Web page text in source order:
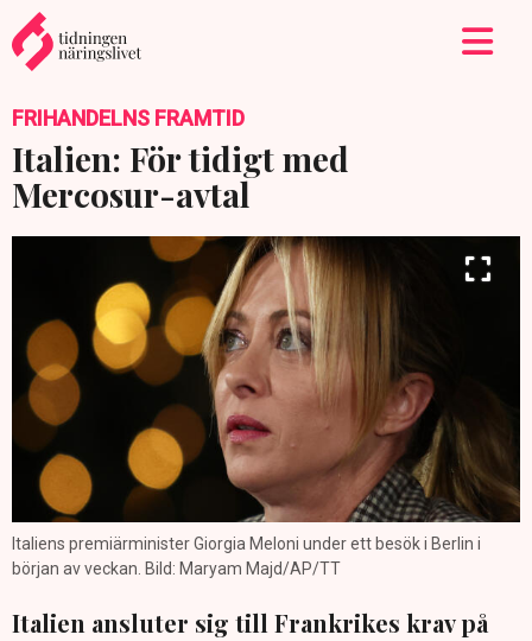
FRIHANDELNS FRAMTID
Italien: För tidigt med
Mercosur-avtal
Italiens premiärminister Giorgia Meloni under ett besök i Berlin i
början av veckan. Bild: Maryam Majd/AP/TT
Italien ansluter sig till Frankrikes krav på